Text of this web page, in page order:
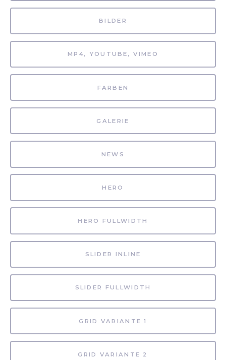
BILDER
MP4, YOUTUBE, VIMEO
FARBEN
GALERIE
NEWS
HERO
HERO FULLWIDTH
SLIDER INLINE
SLIDER FULLWIDTH
GRID VARIANTE 1
GRID VARIANTE 2